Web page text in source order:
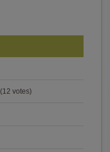
(12 votes)